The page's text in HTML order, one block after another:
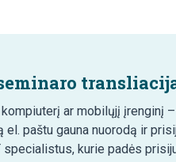
ar mobilųjį įrenginį
paštu gauna nuorodą ir
kurie padės